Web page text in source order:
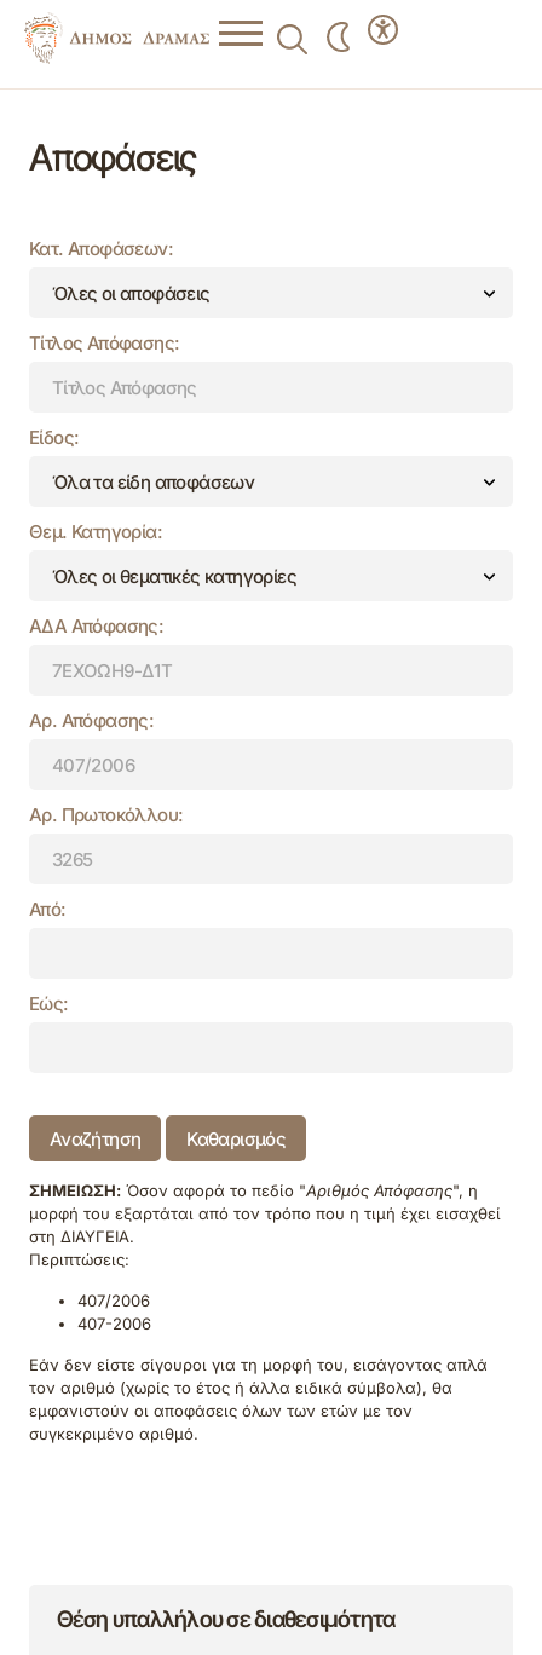
Αποφάσεις
Κατ. Αποφάσεων:
Τίτλος Απόφασης:
Είδος:
Θεμ. Κατηγορία:
ΑΔΑ Απόφασης:
Αρ. Απόφασης:
Αρ. Πρωτοκόλλου:
Από:
Εώς:
Αναζήτηση Καθαρισμός
ΣΗΜΕΙΩΣΗ: Όσον αφορά το πεδίο "Αριθμός Απόφασης", η
μορφή του εξαρτάται από τον τρόπο που η τιμή έχει εισαχθεί
στη ΔΙΑΥΓΕΙΑ.
Περιπτώσεις:
407/2006
407-2006
Εάν δεν είστε σίγουροι για τη μορφή του, εισάγοντας απλά
τον αριθμό (χωρίς το έτος ή άλλα ειδικά σύμβολα), θα
εμφανιστούν οι αποφάσεις όλων των ετών με τον
συγκεκριμένο αριθμό.
Θέση υπαλλήλου σε διαθεσιμότητα